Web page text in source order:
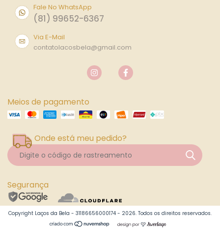
Fale No WhatsApp
(81) 99652-6367
Via E-Mail
contatolacosbela@gmail.com
Meios de pagamento
Onde está meu pedido?
Segurança
Copyright Laços da Bela - 31186656000174 - 2026. Todos os direitos reservados.